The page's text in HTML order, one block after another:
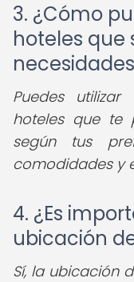
3. ¿Cómo
hoteles que
Puedes
hoteles que te
según tus
comodidades y
4. ¿Es
ubicación
Sí, la ubicación